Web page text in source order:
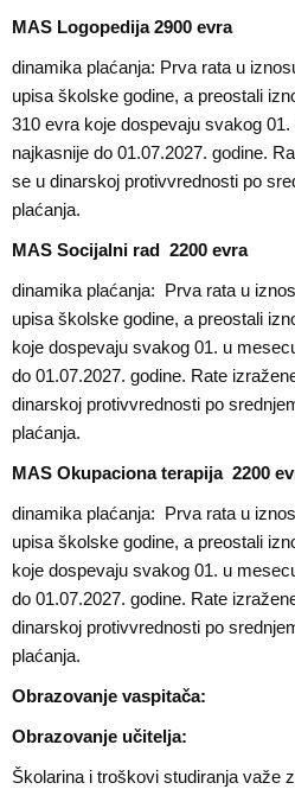
MAS Logopedija 2900 evra
dinamika plaćanja: Prva rata u
upisa školske godine, a preostali
310 evra koje dospevaju svakog
najkasnije do 01.07.2027. godine.
se u dinarskoj protivvrednosti po
plaćanja.
MAS Socijalni rad 2200 evra
dinamika plaćanja: Prva rata u
upisa školske godine, a preostali
koje dospevaju svakog 01. u
do 01.07.2027. godine. Rate
dinarskoj protivvrednosti po
plaćanja.
MAS Okupaciona terapija 2200
dinamika plaćanja: Prva rata u
upisa školske godine, a preostali
koje dospevaju svakog 01. u
do 01.07.2027. godine. Rate
dinarskoj protivvrednosti po
plaćanja.
Obrazovanje vaspitača:
Obrazovanje učitelja:
Školarina i troškovi studiranja važe